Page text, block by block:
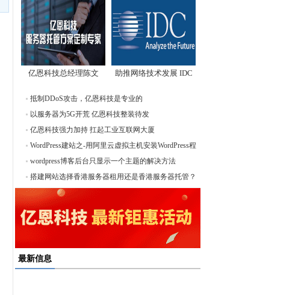
亿恩科技总经理陈文
先
助推网络技术发展 IDC
抵制DDoS攻击，亿恩科技是专业的
以服务器为5G开荒 亿恩科技整装待发
亿恩科技强力加持 扛起工业互联网大厦
WordPress建站之-用阿里云虚拟主机安装WordPress程
序！
wordpress博客后台只显示一个主题的解决方法
搭建网站选择香港服务器租用还是香港服务器托管？
最新信息